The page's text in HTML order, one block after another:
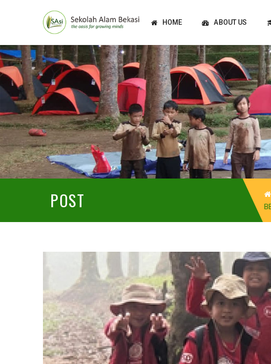
HOME ABOUT US
POST